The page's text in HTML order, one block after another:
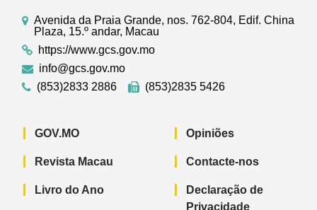
Avenida da Praia Grande, nos. 762-804, Edif. China
Plaza, 15.º andar, Macau
https://www.gcs.gov.mo
info@gcs.gov.mo
(853)2833 2886
(853)2835 5426
GOV.MO
Revista Macau
Livro do Ano
Opiniões
Contacte-nos
Declaração de
Privacidade